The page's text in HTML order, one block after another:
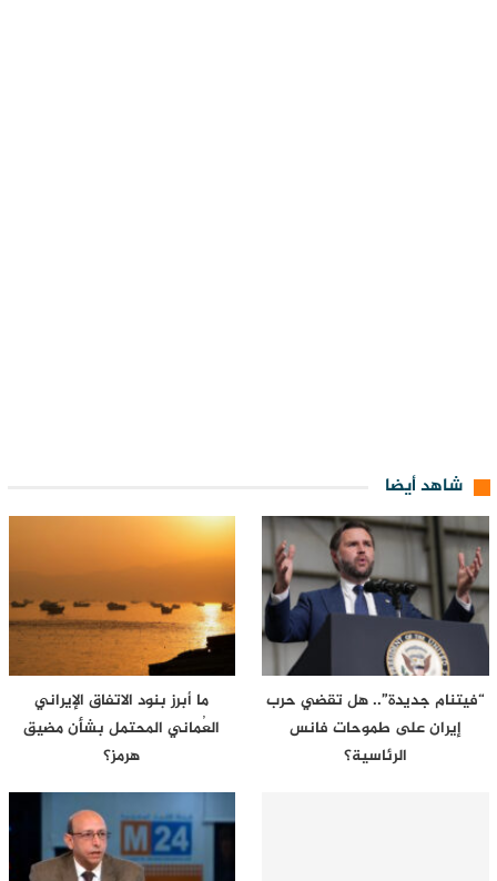
شاهد أيضا
“فيتنام جديدة”.. هل تقضي حرب
إيران على طموحات فانس
الرئاسية؟
ما أبرز بنود الاتفاق الإيراني
العُماني المحتمل بشأن مضيق
هرمز؟